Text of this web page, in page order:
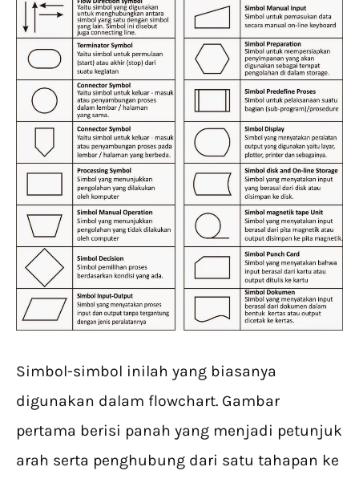
Simbol-simbol inilah yang biasanya
digunakan dalam flowchart. Gambar
pertama berisi panah yang menjadi petunjuk
arah serta penghubung dari satu tahapan ke